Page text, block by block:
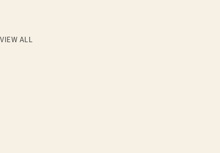
VIEW ALL